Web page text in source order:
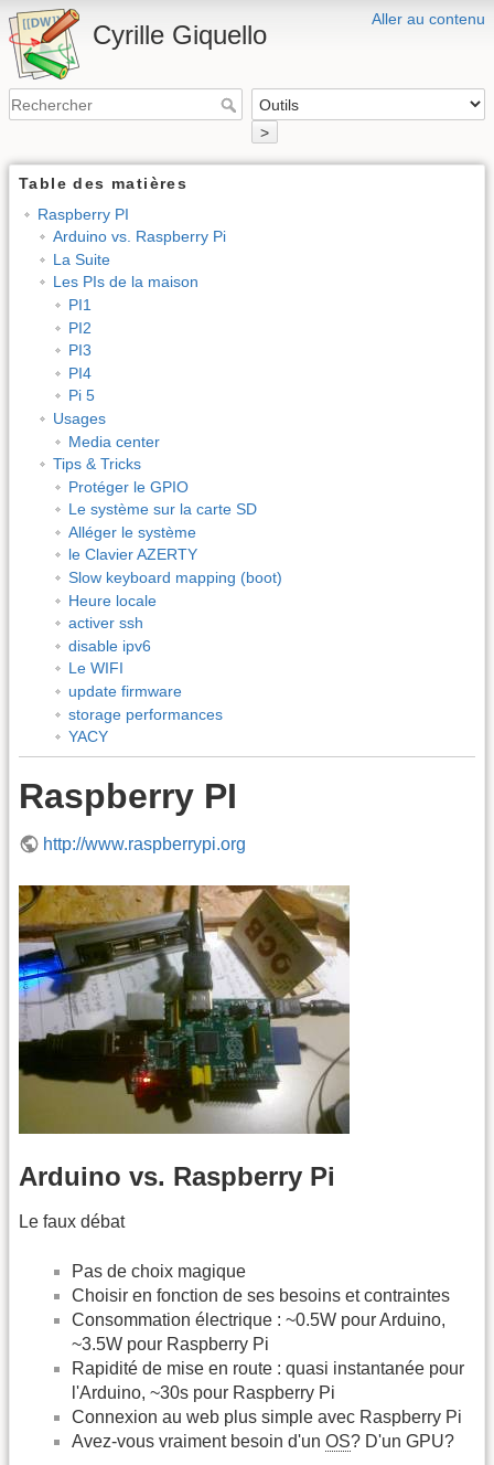
Aller au contenu
Cyrille Giquello
>
Table des matières
Raspberry PI
Arduino vs. Raspberry Pi
La Suite
Les PIs de la maison
PI1
PI2
PI3
PI4
Pi 5
Usages
Media center
Tips & Tricks
Protéger le GPIO
Le système sur la carte SD
Alléger le système
le Clavier AZERTY
Slow keyboard mapping (boot)
Heure locale
activer ssh
disable ipv6
Le WIFI
update firmware
storage performances
YACY
Raspberry PI
http://www.raspberrypi.org
Arduino vs. Raspberry Pi
Le faux débat
Pas de choix magique
Choisir en fonction de ses besoins et contraintes
Consommation électrique : ~0.5W pour Arduino,
~3.5W pour Raspberry Pi
Rapidité de mise en route : quasi instantanée pour
l'Arduino, ~30s pour Raspberry Pi
Connexion au web plus simple avec Raspberry Pi
Avez-vous vraiment besoin d'un OS? D'un GPU?